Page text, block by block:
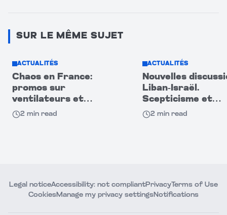
SUR LE MÊME SUJET
ACTUALITÉS
Chaos en France:
promos sur
ventilateurs et
climatiseurs
provoquent heurts
2 min read
ACTUALITÉS
Nouvelles
Liban-Israël.
Scepticisme et
méfiance entre
deux camps
2 min read
Legal noticeAccessibility: not compliantPrivacyTerms of Use
CookiesManage my privacy settingsNotifications